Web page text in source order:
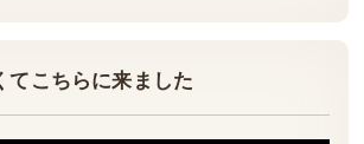
てこちらに来ました